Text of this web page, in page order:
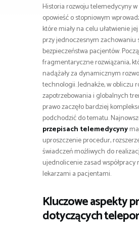
Historia rozwoju telemedycyny w
opowieść o stopniowym
które miały na celu ułatwienie
przy jednoczesnym
bezpieczeństwa pacjentów.
fragmentaryczne rozwiązania,
nadążały za dynamicznym
technologii. Jednakże, w obliczu
zapotrzebowania i globalnych
prawo zaczęło bardziej
podchodzić do tematu.
przepisach telemedycyny
uproszczenie procedur,
świadczeń możliwych do
ujednolicenie zasad współpracy
lekarzami a pacjentami.
Kluczowe aspekty
dotyczących